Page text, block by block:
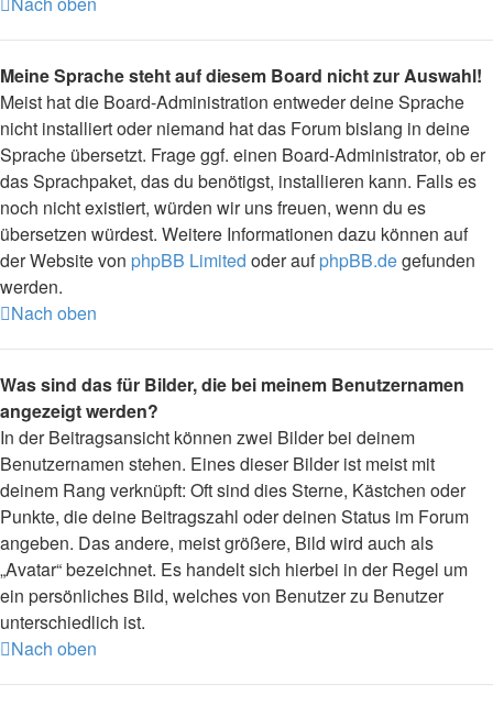
Meine Sprache steht auf diesem Board nicht zur Auswahl!
Meist hat die Board-Administration entweder deine Sprache
nicht installiert oder niemand hat das Forum bislang in deine
Sprache übersetzt. Frage ggf. einen Board-Administrator, ob er
das Sprachpaket, das du benötigst, installieren kann. Falls es
noch nicht existiert, würden wir uns freuen, wenn du es
übersetzen würdest. Weitere Informationen dazu können auf
der Website von phpBB Limited oder aufphpBB.degefunden
werden.
Nach oben
Was sind das für Bilder, die bei meinem Benutzernamen
angezeigt werden?
In der Beitragsansicht können zwei Bilder bei deinem
Benutzernamen stehen. Eines dieser Bilder ist meist mit
deinem Rang verknüpft: Oft sind dies Sterne, Kästchen oder
Punkte, die deine Beitragszahl oder deinen Status im Forum
angeben. Das andere, meist größere, Bild wird auch als
„Avatar“ bezeichnet. Es handelt sich hierbei in der Regel um
ein persönliches Bild, welches von Benutzer zu Benutzer
unterschiedlich ist.
Nach oben